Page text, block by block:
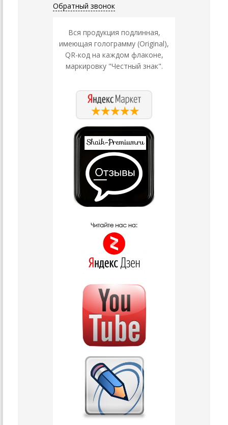
Обратный звонок
Вся продукция подлинная,
имеющая голограмму (Original),
QR-код на каждом флаконе,
маркировку "Честный знак".